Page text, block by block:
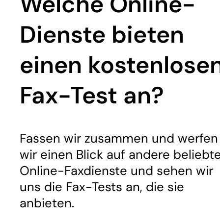
Dienste bieten
einen
Fax-Test an?
Fassen wir zusammen und werfen
wir einen Blick auf andere
Online-Faxdienste und sehen wir
uns die Fax-Tests an, die sie
anbieten.